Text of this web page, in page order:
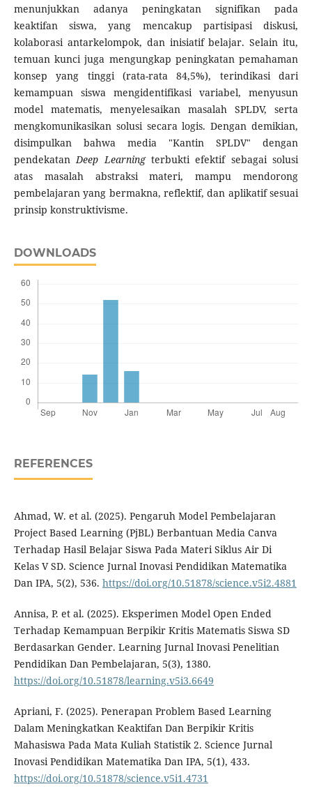
menunjukkan adanya peningkatan signifikan pada
keaktifan siswa, yang mencakup partisipasi diskusi,
kolaborasi antarkelompok, dan inisiatif belajar. Selain itu,
temuan kunci juga mengungkap peningkatan pemahaman
konsep yang tinggi (rata-rata 84,5%), terindikasi dari
kemampuan siswa mengidentifikasi variabel, menyusun
model matematis, menyelesaikan masalah SPLDV, serta
mengkomunikasikan solusi secara logis. Dengan demikian,
disimpulkan bahwa media "Kantin SPLDV" dengan
pendekatanDeep Learningterbukti efektif sebagai solusi
atas masalah abstraksi materi, mampu mendorong
pembelajaran yang bermakna, reflektif, dan aplikatif sesuai
prinsip konstruktivisme.
DOWNLOADS
REFERENCES
Ahmad, W. et al. (2025). Pengaruh Model Pembelajaran
Project Based Learning (PjBL) Berbantuan Media Canva
Terhadap Hasil Belajar Siswa Pada Materi Siklus Air Di
Kelas V SD. Science Jurnal Inovasi Pendidikan Matematika
Dan IPA, 5(2), 536. https://doi.org/10.51878/science.v5i2.4881
Annisa, P. et al. (2025). Eksperimen Model Open Ended
Terhadap Kemampuan Berpikir Kritis Matematis Siswa SD
Berdasarkan Gender. Learning Jurnal Inovasi Penelitian
Pendidikan Dan Pembelajaran, 5(3), 1380.
https://doi.org/10.51878/learning.v5i3.6649
Apriani, F. (2025). Penerapan Problem Based Learning
Dalam Meningkatkan Keaktifan Dan Berpikir Kritis
Mahasiswa Pada Mata Kuliah Statistik 2. Science Jurnal
Inovasi Pendidikan Matematika Dan IPA, 5(1), 433.
https://doi.org/10.51878/science.v5i1.4731